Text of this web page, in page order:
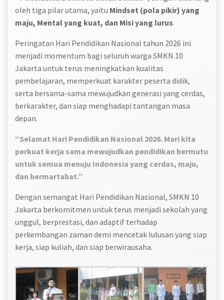
oleh tiga pilar utama, yaitu Mindset (pola pikir) yang
maju, Mental yang kuat, dan Misi yang lurus.
Peringatan Hari Pendidikan Nasional tahun 2026 ini
menjadi momentum bagi seluruh warga SMKN 10
Jakarta untuk terus meningkatkan kualitas
pembelajaran, memperkuat karakter peserta didik,
serta bersama-sama mewujudkan generasi yang cerdas,
berkarakter, dan siap menghadapi tantangan masa
depan.
“Selamat Hari Pendidikan Nasional 2026. Mari kita
perkuat kerja sama mewujudkan pendidikan bermutu
untuk semua menuju Indonesia yang cerdas, maju,
dan bermartabat.”
Dengan semangat Hari Pendidikan Nasional, SMKN 10
Jakarta berkomitmen untuk terus menjadi sekolah yang
unggul, berprestasi, dan adaptif terhadap
perkembangan zaman demi mencetak lulusan yang siap
kerja, siap kuliah, dan siap berwirausaha.